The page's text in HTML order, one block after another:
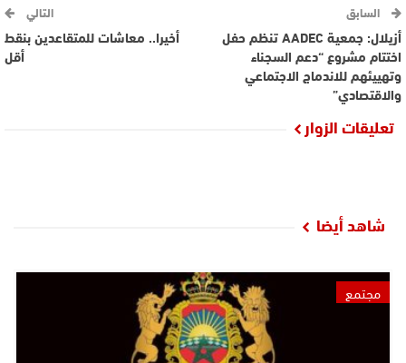
السابق
أزيلال: جمعية AADEC تنظم حفل
اختتام مشروع “دعم السجناء
وتهييئهم للاندماج الاجتماعي
والاقتصادي”
التالي
أخيرا.. معاشات للمتقاعدين بنقط
أقل
تعليقات الزوار
شاهد أيضا
مجتمع